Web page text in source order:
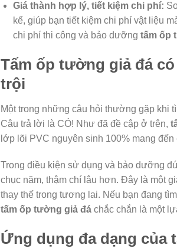
Giá thành hợp lý, tiết kiệm chi phí:
kể, giúp bạn tiết kiệm chi phí vật liệu
chi phí thi công và bảo dưỡng tấm ốp
Tấm ốp tường giả đá
trội
Một trong những câu hỏi thường gặp khi
Câu trả lời là CÓ! Như đã đề cập ở trên,
lớp lõi PVC nguyên sinh 100% mang
Trong điều kiện sử dụng và bảo dưỡng
chục năm, thậm chí lâu hơn. Đây là một
thay thế trong tương lai. Nếu bạn đang
tấm ốp tường giả đá chắc chắn là một
Ứng dụng đa dạng của